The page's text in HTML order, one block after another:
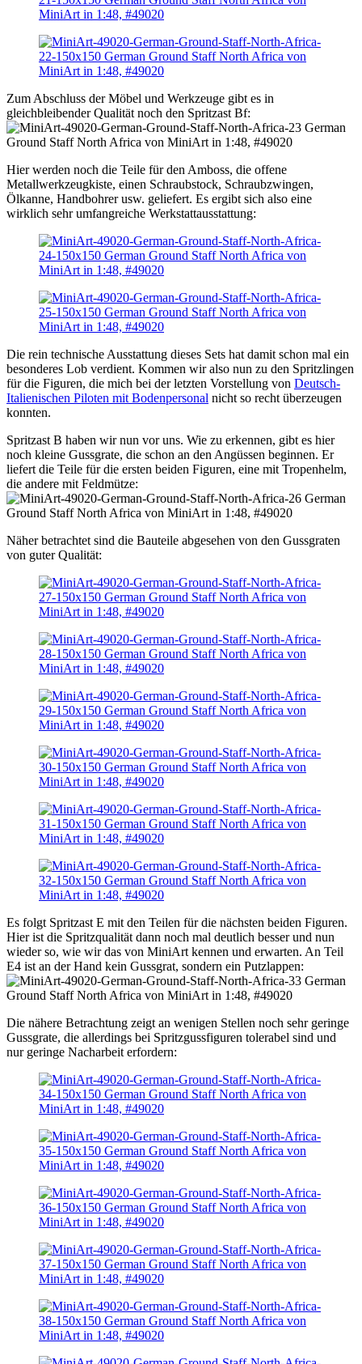
Zum Abschluss der Möbel und Werkzeuge gibt es in
gleichbleibender Qualität noch den Spritzast Bf:
Hier werden noch die Teile für den Amboss, die offene
Metallwerkzeugkiste, einen Schraubstock, Schraubzwingen,
Ölkanne, Handbohrer usw. geliefert. Es ergibt sich also eine
wirklich sehr umfangreiche Werkstattausstattung:
Die rein technische Ausstattung dieses Sets hat damit schon mal ein
besonderes Lob verdient. Kommen wir also nun zu den Spritzlingen
für die Figuren, die mich bei der letzten Vorstellung von Deutsch-
Italienischen Piloten mit Bodenpersonal nicht so recht überzeugen
konnten.
Spritzast B haben wir nun vor uns. Wie zu erkennen, gibt es hier
noch kleine Gussgrate, die schon an den Angüssen beginnen. Er
liefert die Teile für die ersten beiden Figuren, eine mit Tropenhelm,
die andere mit Feldmütze:
Näher betrachtet sind die Bauteile abgesehen von den Gussgraten
von guter Qualität:
Es folgt Spritzast E mit den Teilen für die nächsten beiden Figuren.
Hier ist die Spritzqualität dann noch mal deutlich besser und nun
wieder so, wie wir das von MiniArt kennen und erwarten. An Teil
E4 ist an der Hand kein Gussgrat, sondern ein Putzlappen:
Die nähere Betrachtung zeigt an wenigen Stellen noch sehr geringe
Gussgrate, die allerdings bei Spritzgussfiguren tolerabel sind und
nur geringe Nacharbeit erfordern: